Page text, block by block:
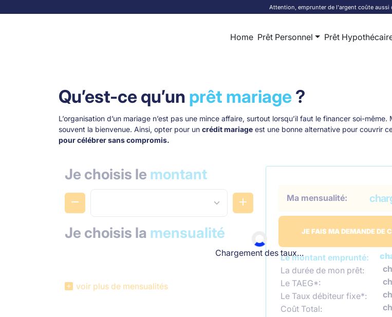
Attention, emprunter de l'argent coûte aussi
Home Prêt Personnel Prêt
Qu’est-ce qu’un prêt mariage?
L’organisation d’un mariage n’est pas une mince affaire, surtout lorsqu’il faut le financer soi-
souvent la bienvenue. Ainsi, opter pour un crédit mariage est une bonne alternative pour couvrir
pour célébrer sans compromis.
Je choisis le montant
Je choisis la mensualité
voir plus de mensualités
Ma mensualité:
JE FAIS MA DEMANDE DE
Le montant emprunté:
La durée de mon prêt:
Le TAEG*:
Le Taux débiteur fixe*:
Coût Total:
Chargement des taux…